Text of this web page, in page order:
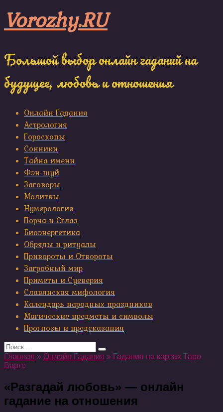
to
content
Vorozhy.RU
Большой выбор онлайн гаданий на
будущее, любовь и отношения
Онлайн Гадания
Астрология
Гороскопы
Сонники
Тайна имени
Фэн-шуй
Заговоры
Молитвы
Нумерология
Порча и Сглаз
Биоэнергетика
Обряды и ритуалы
Привороты и Отвороты
Загробный мир
Приметы и Суеверия
Славянская мифология
Календарь народных праздников
Магические предметы и символы
Прогнозы и предсказания
Search
for:
Главная » Онлайн Гадания » Гадания на картах Таро
Варго
«Разгадай любовь» — онлайн
гадание на отношения